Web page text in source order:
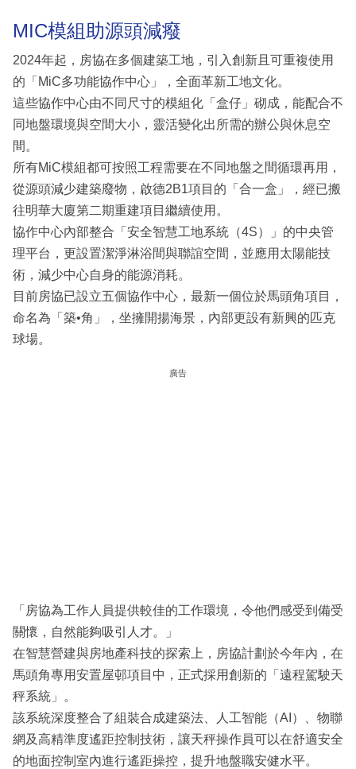
MIC模組助源頭減癈
2024年起，房協在多個建築工地，引入創新且可重複使用
的「MiC多功能協作中心」，全面革新工地文化。
這些協作中心由不同尺寸的模組化「盒仔」砌成，能配合不
同地盤環境與空間大小，靈活變化出所需的辦公與休息空
間。
所有MiC模組都可按照工程需要在不同地盤之間循環再用，
從源頭減少建築廢物，啟德2B1項目的「合一盒」，經已搬
往明華大廈第二期重建項目繼續使用。
協作中心內部整合「安全智慧工地系統（4S）」的中央管
理平台，更設置潔淨淋浴間與聯誼空間，並應用太陽能技
術，減少中心自身的能源消耗。
目前房協已設立五個協作中心，最新一個位於馬頭角項目，
命名為「築•角」，坐擁開揚海景，內部更設有新興的匹克
球場。
廣告
「房協為工作人員提供較佳的工作環境，令他們感受到備受
關懷，自然能夠吸引人才。」
在智慧營建與房地產科技的探索上，房協計劃於今年內，在
馬頭角專用安置屋邨項目中，正式採用創新的「遠程駕駛天
秤系統」。
該系統深度整合了組裝合成建築法、人工智能（AI）、物聯
網及高精準度遙距控制技術，讓天秤操作員可以在舒適安全
的地面控制室內進行遙距操控，提升地盤職安健水平。